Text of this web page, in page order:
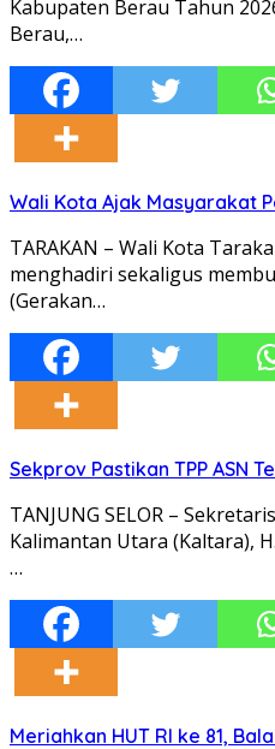
Kabupaten Berau Tahun
Berau,…
Wali Kota Ajak Masyarakat
TARAKAN – Wali Kota
menghadiri sekaligus
(Gerakan…
Sekprov Pastikan TPP ASN
TANJUNG SELOR –
Kalimantan Utara (Kaltara),
…
Meriahkan HUT RI ke 81,